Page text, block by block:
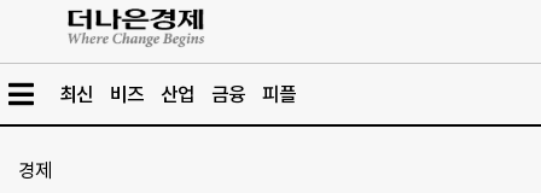
최신 비즈 산업 금융 피플
경제